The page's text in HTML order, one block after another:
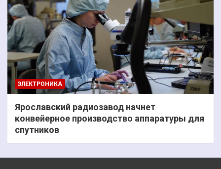
ЭЛЕКТРОНИКА
Ярославский радиозавод начнет
конвейерное производство аппаратуры для
спутников